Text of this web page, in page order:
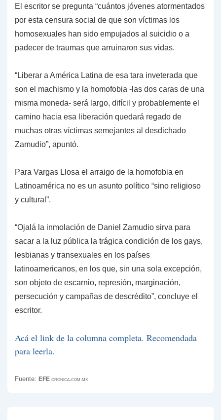
El escritor se pregunta “cuántos jóvenes atormentados
por esta censura social de que son víctimas los
homosexuales han sido empujados al suicidio o a
padecer de traumas que arruinaron sus vidas.
“Liberar a América Latina de esa tara inveterada que
son el machismo y la homofobia -las dos caras de una
misma moneda- será largo, difícil y probablemente el
camino hacia esa liberación quedará regado de
muchas otras víctimas semejantes al desdichado
Zamudio”, apuntó.
Para Vargas Llosa el arraigo de la homofobia en
Latinoamérica no es un asunto político “sino religioso
y cultural”.
“Ojalá la inmolación de Daniel Zamudio sirva para
sacar a la luz pública la trágica condición de los gays,
lesbianas y transexuales en los países
latinoamericanos, en los que, sin una sola excepción,
son objeto de escarnio, represión, marginación,
persecución y campañas de descrédito”, concluye el
escritor.
Acá el link de la columna completa. Recomendada
para leerla.
Fuente: EFE cronica.com.mx